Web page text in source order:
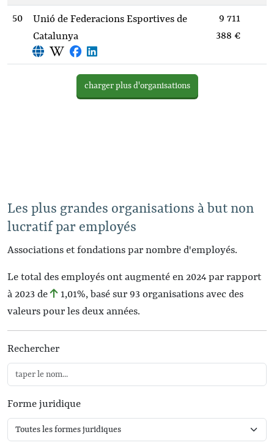
50
Unió de Federacions Esportives de
Catalunya
9 711
388 €
charger plus d'organisations
Les plus grandes organisations à but non
lucratif par employés
Associations et fondations par nombre d'employés.
Le total des employés ont augmenté en 2024 par rapport
à 2023 de
1,01%, basé sur 93 organisations avec des
valeurs pour les deux années.
Rechercher
Forme juridique